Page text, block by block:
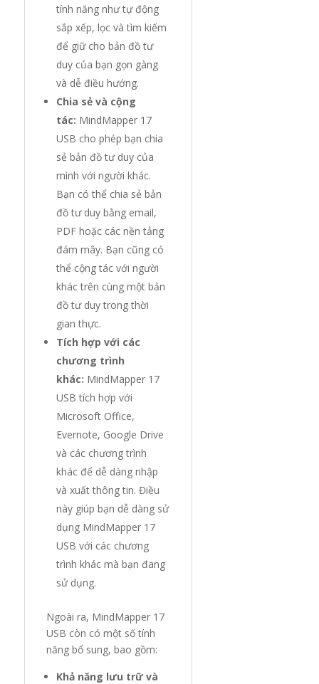
tính năng như tự động
sắp xếp, lọc và tìm kiếm
để giữ cho bản đồ tư
duy của bạn gọn gàng
và dễ điều hướng.
Chia sẻ và cộng
tác: MindMapper 17
USB cho phép bạn chia
sẻ bản đồ tư duy của
mình với người khác.
Bạn có thể chia sẻ bản
đồ tư duy bằng email,
PDF hoặc các nền tảng
đám mây. Bạn cũng có
thể cộng tác với người
khác trên cùng một bản
đồ tư duy trong thời
gian thực.
Tích hợp với các
chương trình
khác: MindMapper 17
USB tích hợp với
Microsoft Office,
Evernote, Google Drive
và các chương trình
khác để dễ dàng nhập
và xuất thông tin. Điều
này giúp bạn dễ dàng sử
dụng MindMapper 17
USB với các chương
trình khác mà bạn đang
sử dụng.
Ngoài ra, MindMapper 17
USB còn có một số tính
năng bổ sung, bao gồm:
Khả năng lưu trữ và